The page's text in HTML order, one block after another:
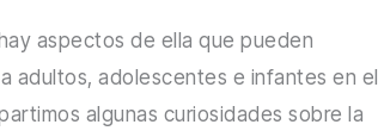
aspectos de ella que pueden
adultos, adolescentes e infantes en el
algunas curiosidades sobre la